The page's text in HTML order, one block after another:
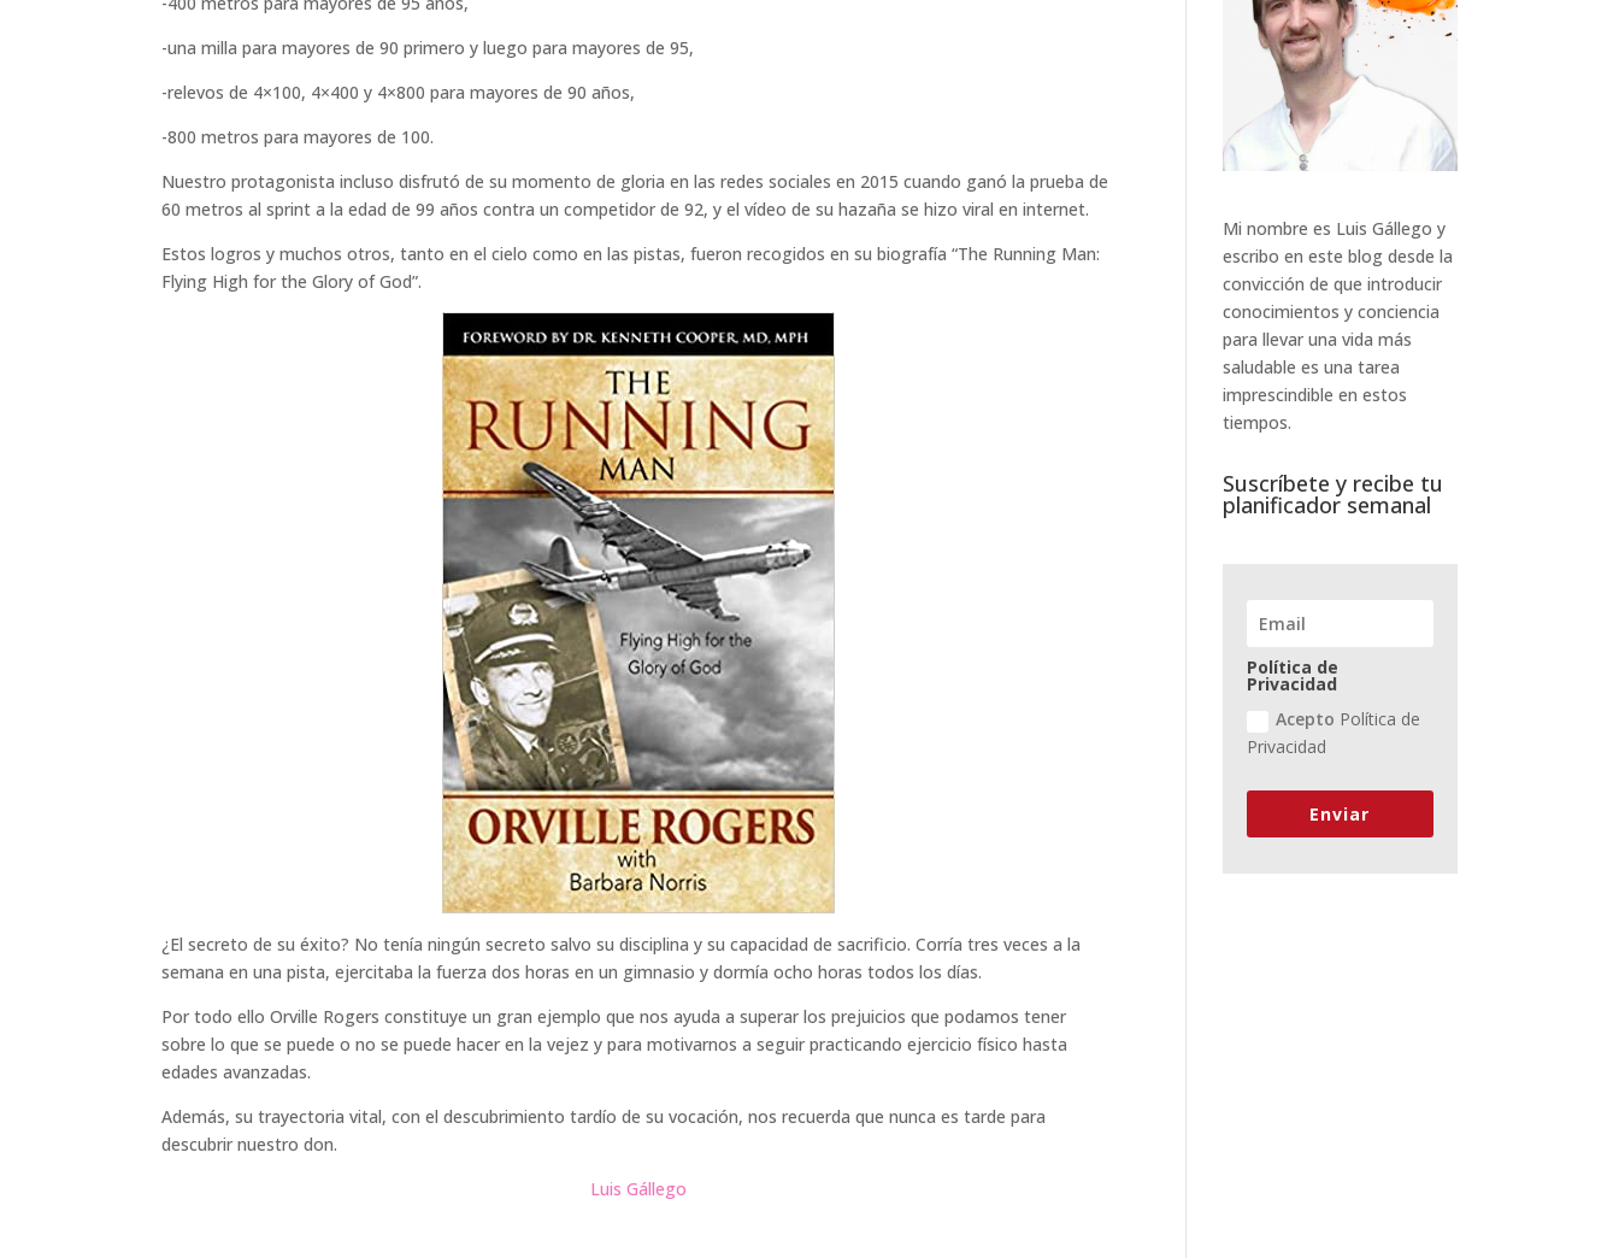
-una milla para mayores de 90 primero y luego para mayores de 95,
-relevos de 4×100, 4×400 y 4×800 para mayores de 90 años,
-800 metros para mayores de 100.
Nuestro protagonista incluso disfrutó de su momento de gloria en las redes sociales en 2015 cuando ganó la prueba de
60 metros al sprint a la edad de 99 años contra un competidor de 92, y el vídeo de su hazaña se hizo viral en internet.
Estos logros y muchos otros, tanto en el cielo como en las pistas, fueron recogidos en su biografía “The Running Man:
Flying High for the Glory of God”.
¿El secreto de su éxito? No tenía ningún secreto salvo su disciplina y su capacidad de sacrificio. Corría tres veces a la
semana en una pista, ejercitaba la fuerza dos horas en un gimnasio y dormía ocho horas todos los días.
Por todo ello Orville Rogers constituye un gran ejemplo que nos ayuda a superar los prejuicios que podamos tener
sobre lo que se puede o no se puede hacer en la vejez y para motivarnos a seguir practicando ejercicio físico hasta
edades avanzadas.
Además, su trayectoria vital, con el descubrimiento tardío de su vocación, nos recuerda que nunca es tarde para
descubrir nuestro don.
Luis Gállego
Mi nombre es Luis Gállego y
escribo en este blog desde la
convicción de que introducir
conocimientos y conciencia
para llevar una vida más
saludable es una tarea
imprescindible en estos
tiempos.
Suscríbete y recibe tu
planificador semanal
Política de
Privacidad
Acepto Política de
Privacidad
Enviar